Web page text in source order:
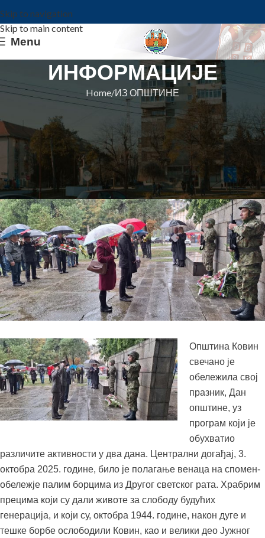
Skip to navigation
Skip to main content
Menu
ИНФОРМАЦИЈЕ
Home ИЗ ОПШТИНЕ
ИЗ ОПШТИНЕ
Обележен Дан Општине Ковин:
Полагање венаца и низ догађаја
за све генерације
Општина КовинOn 9. oktobar 2025.
Општина Ковин
свечано је
обележила свој
празник, Дан
општине, уз
програм који је
обухватио
различите активности у два дана. Централни догађај, 3.
октобра 2025. године, било је полагање венаца на спомен-
обележје палим борцима из Другог светског рата. Храбрим
прецима који су дали животе за слободу будућих
генерација, и који су, октобра 1944. године, након дуге и
тешке борбе ослободили Ковин, као и велики део Јужног